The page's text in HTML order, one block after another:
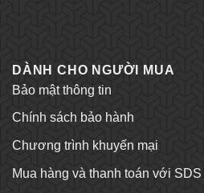
DÀNH CHO NGƯỜI MUA
Bảo mật thông tin
Chính sách bảo hành
Chương trình khuyến mại
Mua hàng và thanh toán với